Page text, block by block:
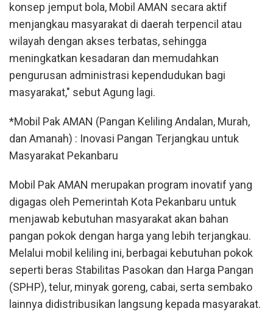
konsep jemput bola, Mobil AMAN secara aktif
menjangkau masyarakat di daerah terpencil atau
wilayah dengan akses terbatas, sehingga
meningkatkan kesadaran dan memudahkan
pengurusan administrasi kependudukan bagi
masyarakat," sebut Agung lagi.
*Mobil Pak AMAN (Pangan Keliling Andalan, Murah,
dan Amanah) : Inovasi Pangan Terjangkau untuk
Masyarakat Pekanbaru
Mobil Pak AMAN merupakan program inovatif yang
digagas oleh Pemerintah Kota Pekanbaru untuk
menjawab kebutuhan masyarakat akan bahan
pangan pokok dengan harga yang lebih terjangkau.
Melalui mobil keliling ini, berbagai kebutuhan pokok
seperti beras Stabilitas Pasokan dan Harga Pangan
(SPHP), telur, minyak goreng, cabai, serta sembako
lainnya didistribusikan langsung kepada masyarakat.